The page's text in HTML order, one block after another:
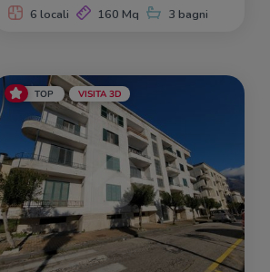
6 locali 160 Mq 3 bagni
TOP VISITA 3D